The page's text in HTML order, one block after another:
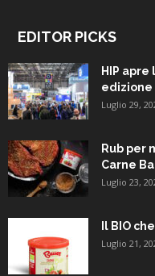
EDITOR PICKS
HIP
edizione
Luglio 29,
Rub per
Carne
Luglio 23,
Il BIO
Luglio 21,